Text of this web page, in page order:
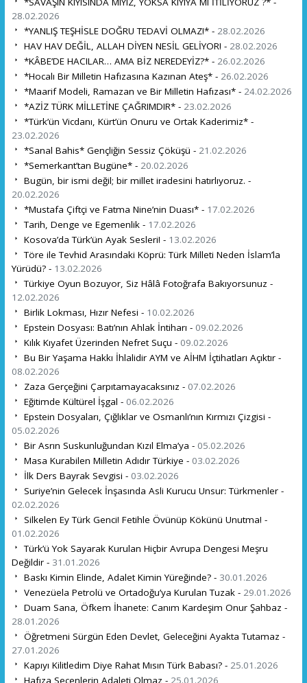
28.02.2026
*YANLIŞ TEŞHİSLE DOĞRU TEDAVİ OLMAZ!* - 28.02.2026
HAV HAV DEĞİL, ALLAH DİYEN NESİL GELİYOR! - 28.02.2026
*KÂBE’DE HACILAR… AMA BİZ NEREDEYİZ?* - 26.02.2026
*Hocalı Bir Milletin Hafızasına Kazınan Ateş* - 26.02.2026
*Maarif Modeli, Ramazan ve Bir Milletin Hafızası* - 24.02.2026
*AZİZ TÜRK MİLLETİNE ÇAĞRIMDIR* - 23.02.2026
*Türk’ün Vicdanı, Kürt’ün Onuru ve Ortak Kaderimiz* -
23.02.2026
*Sanal Bahis* Gençliğin Sessiz Çöküşü - 21.02.2026
*Semerkant’tan Bugüne* - 20.02.2026
Bugün, bir ismi değil; bir millet iradesini hatırlıyoruz. -
20.02.2026
*Mustafa Çiftçi ve Fatma Nine’nin Duası* - 17.02.2026
Tarih, Denge ve Egemenlik - 17.02.2026
Kosova’da Türk’ün Ayak Sesleri! - 13.02.2026
Töre ile Tevhid Arasındaki Köprü: Türk Milleti Neden İslam’la
Yürüdü? - 13.02.2026
Türkiye Oyun Bozuyor, Siz Hâlâ Fotoğrafa Bakıyorsunuz -
12.02.2026
Birlik Lokması, Hızır Nefesi - 10.02.2026
Epstein Dosyası: Batı’nın Ahlak İntiharı - 09.02.2026
Kılık Kıyafet Üzerinden Nefret Suçu - 09.02.2026
Bu Bir Yaşama Hakkı İhlalidir AYM ve AİHM İçtihatları Açıktır -
08.02.2026
Zaza Gerçeğini Çarpıtamayacaksınız - 07.02.2026
Eğitimde Kültürel İşgal - 06.02.2026
Epstein Dosyaları, Çığlıklar ve Osmanlı’nın Kırmızı Çizgisi -
05.02.2026
Bir Asrın Suskunluğundan Kızıl Elma’ya - 05.02.2026
Masa Kurabilen Milletin Adıdır Türkiye - 03.02.2026
İlk Ders Bayrak Sevgisi - 03.02.2026
Suriye’nin Gelecek İnşasında Asli Kurucu Unsur: Türkmenler -
02.02.2026
Silkelen Ey Türk Genci! Fetihle Övünüp Kökünü Unutma! -
01.02.2026
Türk’ü Yok Sayarak Kurulan Hiçbir Avrupa Dengesi Meşru
Değildir - 31.01.2026
Baskı Kimin Elinde, Adalet Kimin Yüreğinde? - 30.01.2026
Venezüela Petrolü ve Ortadoğu’ya Kurulan Tuzak - 29.01.2026
Duam Sana, Öfkem İhanete: Canım Kardeşim Onur Şahbaz -
28.01.2026
Öğretmeni Sürgün Eden Devlet, Geleceğini Ayakta Tutamaz -
27.01.2026
Kapıyı Kilitledim Diye Rahat Mısın Türk Babası? - 25.01.2026
Hafıza Seçenlerin Adaleti Olmaz - 25.01.2026